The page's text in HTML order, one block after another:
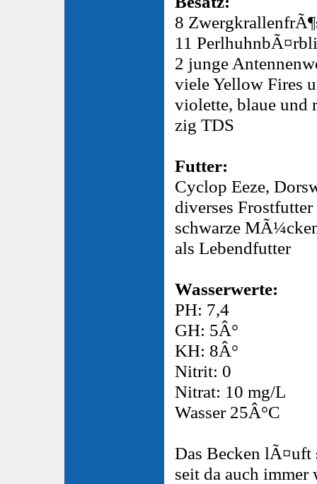
8
11
2 junge
viele Yellow Fires
violette, blaue und
zig TDS
Futter:
Cyclop Eeze,
diverses Frostfutter
schwarze
als Lebendfutter
Wasserwerte:
PH: 7,4
GH: 5Â°
KH: 8Â°
Nitrit: 0
Nitrat: 10 mg/L
Wasser 25Â°C
Das Becken lÃ¤uft
seit da auch